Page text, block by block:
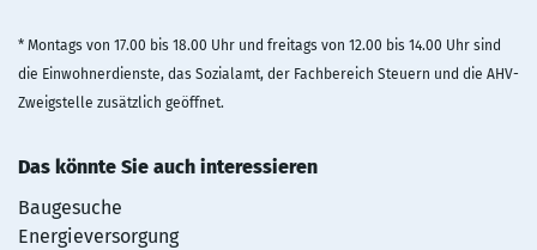
* Montags von 17.00 bis 18.00 Uhr und freitags von 12.00 bis 14.00 Uhr sind
die Einwohnerdienste, das Sozialamt, der Fachbereich Steuern und die AHV-
Zweigstelle zusätzlich geöffnet.
Das könnte Sie auch interessieren
Baugesuche
Energieversorgung